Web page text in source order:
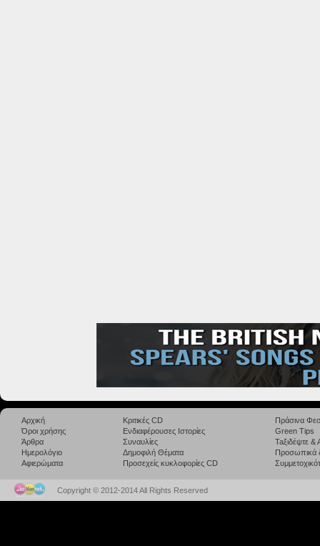
Αρχική
Όροι χρήσης
Άρθρα
Ημερολόγιο
Αφιερώματα
Κριτικές CD
Ενδιαφέρουσες Ιστορίες
Συναυλίες
Δημοφιλή Θέματα
Προσεχείς κυκλοφορίες CD
Πράσινα
Green Tips
Taξιδέψτε
Προσωπικά
Copyright © 2012-2014 All Rights Reserved